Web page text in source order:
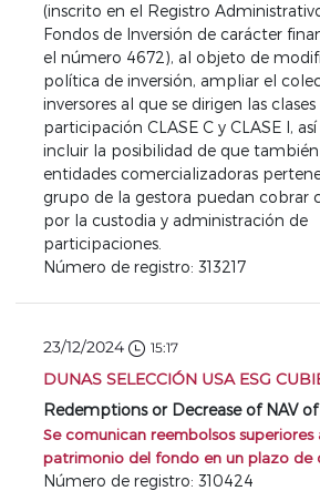
(inscrito en el Registro
Fondos de Inversión de carácter
el número 4672), al objeto de
política de inversión, ampliar el
inversores al que se dirigen las clases
participación CLASE C y CLASE I,
incluir la posibilidad de que también
entidades comercializadoras
grupo de la gestora puedan cobrar
por la custodia y administración de
participaciones.
Número de registro: 313217
23/12/2024 15:17
DUNAS SELECCIÓN USA ESG
Redemptions or Decrease of NAV
Se comunican reembolsos
patrimonio del fondo en un plazo de
Número de registro: 310424